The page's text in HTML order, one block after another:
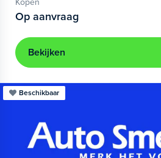
Kopen
Op aanvraag
Bekijken
Beschikbaar